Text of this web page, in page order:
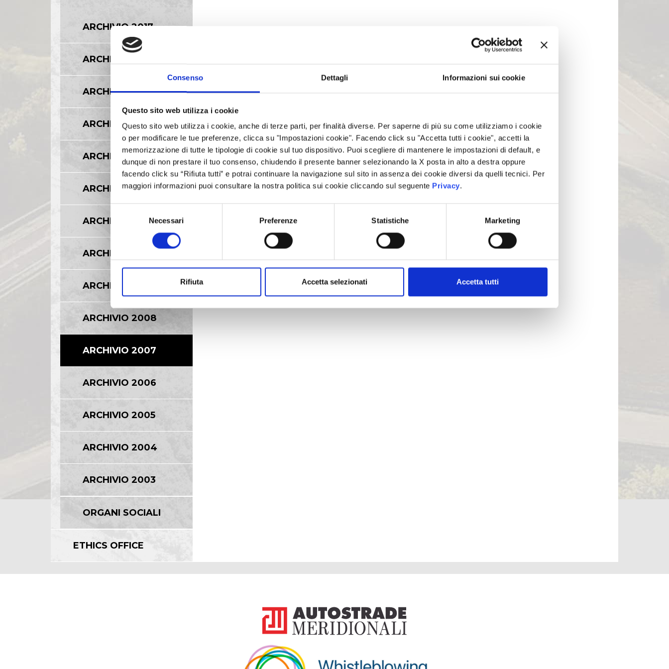
Consenso Dettagli Informazioni sui cookie
Questo sito web utilizza i cookie
Questo sito web utilizza i cookie, anche di terze parti, per finalità diverse. Per saperne di più su come utilizziamo i cookie
o per modificare le tue preferenze, clicca su "Impostazioni cookie". Facendo click su "Accetta tutti i cookie", accetti la
memorizzazione di tutte le tipologie di cookie sul tuo dispositivo. Puoi scegliere di mantenere le impostazioni di default, e
dunque di non prestare il tuo consenso, chiudendo il presente banner selezionando la X posta in alto a destra oppure
facendo click su “Rifiuta tutti” e potrai continuare la navigazione sul sito in assenza dei cookie diversi da quelli tecnici. Per
maggiori informazioni puoi consultare la nostra politica sui cookie cliccando sul seguente Privacy.
Necessari Preferenze Statistiche Marketing
Rifiuta Accetta selezionati Accetta tutti
ARCHIVIO 2017
ARCHIVIO 2016
ARCHIVIO 2015
ARCHIVIO 2014
ARCHIVIO 2013
ARCHIVIO 2012
ARCHIVIO 2011
ARCHIVIO 2010
ARCHIVIO 2009
ARCHIVIO 2008
ARCHIVIO 2007
ARCHIVIO 2006
ARCHIVIO 2005
ARCHIVIO 2004
ARCHIVIO 2003
ORGANI SOCIALI
ETHICS OFFICE